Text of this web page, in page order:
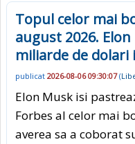
Topul celor mai
august 2026.
miliarde de
publicat 2026-08-06 09:30:07(
Elon Musk isi
Forbes al celor mai
averea sa a coborat